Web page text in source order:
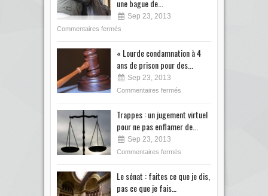
une bague de...
Sep 23, 2013
Commentaires fermés
« Lourde condamnation à 4
ans de prison pour des...
Sep 23, 2013
Commentaires fermés
Trappes : un jugement virtuel
pour ne pas enflamer de...
Sep 23, 2013
Commentaires fermés
Le sénat : faites ce que je dis,
pas ce que je fais…